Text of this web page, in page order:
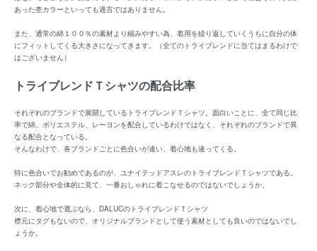
あった杢カラーといっても過言ではありません。
また、通常の綿１００％の素材より縮みやすい為、着用を繰り返していくうちに自分の体
にフィットしてくる大きさになってきます。（全てのトライブレンドに当てはまるわけで
はございません）
トライブレンドＴシャツの配合比率
それぞれのブランドで展開しているトライブレンドＴシャツ。面白いことに、全て同じ比
率で綿、ポリエステル、レーヨンを配合しているわけではなく、それぞれのブランドで異
なる配合となっている。
そんなわけで、各ブランドごとに色合いが違い、着心地も違ってくる。
特に色合いでお勧めであるのが、 ユナイテッドアスレのトライブレンドＴシャツである。
ネック部分や全体的に見て、一番おしゃれに着こなせるのではないでしょうか。
次に、着心地で選ぶなら、 DALUCのトライブレンドＴシャツ
襟元にタグもないので、オリジナルブランドとして使う素材としても良いのではないでし
ょうか。